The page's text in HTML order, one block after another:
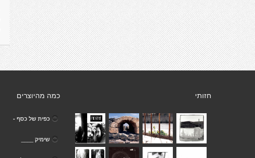
כמה מהיוצרים
כפית של כסף -
שימיק ____
חזותי